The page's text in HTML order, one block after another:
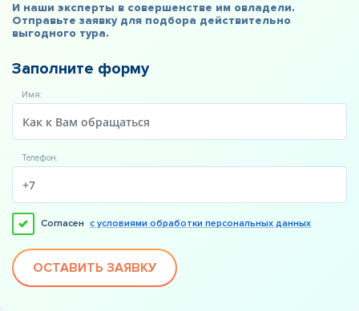
И наши эксперты в совершенстве им овладели.
Отправьте заявку для подбора действительно
выгодного тура.
Заполните форму
Имя:
Телефон:
Согласен с условиями обработки персональных данных
ОСТАВИТЬ ЗАЯВКУ